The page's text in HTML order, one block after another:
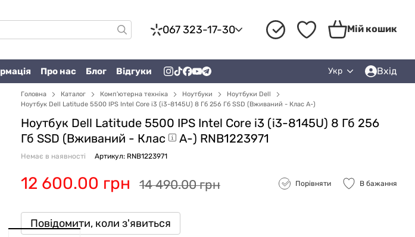
067 323-17-30 Мій кошик
Про нас Блог Відгуки Укр Вхід
Головна Каталог Комп'ютерна техніка Ноутбуки
Ноутбуки Dell
Ноутбук Dell Latitude 5500 IPS Intel Core i3 (i3-8145U) 8 Гб 256 Гб SSD (Вживаний - Клас A-)
Ноутбук Dell Latitude 5500 IPS Intel Core i3 (i3-8145U) 8 Гб 256
Гб SSD (Вживаний - Клас A-) RNB1223971
Немає в наявності Артикул: RNB1223971
12 600.00 грн 14 490.00 грн Порівняти В бажання
Повідомити, коли з'явиться